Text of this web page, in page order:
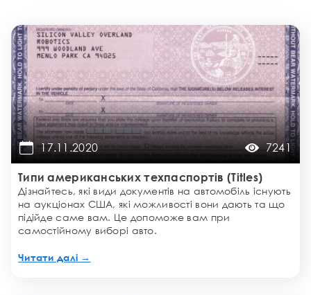
17.11.2020 7241
Типи американських техпаспортів (Titles)
Дізнайтесь, які види документів на автомобіль існують
на аукціонах США, які можливості вони дають та що
підійде саме вам. Це допоможе вам при
самостійному виборі авто.
Читати далі →